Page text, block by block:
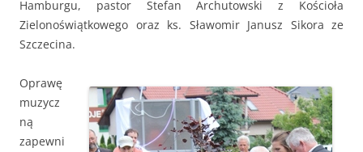
Hamburgu, pastor Stefan Archutowski z Kościoła
Zielonoświątkowego oraz ks. Sławomir Janusz Sikora ze
Szczecina.
Oprawę
muzycz
ną
zapewni